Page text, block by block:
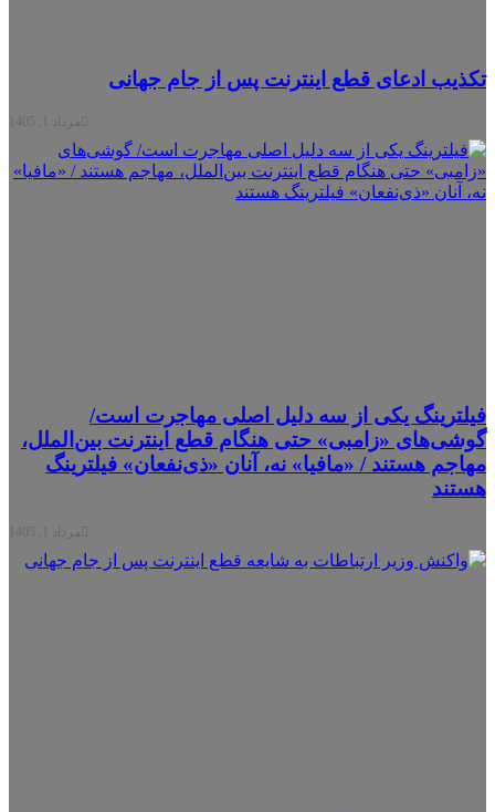
ادعای قطع اینترنت پس از جام جهانی
مرداد 1, 1405
یکی از سه دلیل اصلی مهاجرت است/
«زامبی» حتی هنگام قطع اینترنت بین‌الملل،
هستند / «مافیا» نه، آنان «ذی‌نفعان» فیلترینگ
مرداد 1, 1405